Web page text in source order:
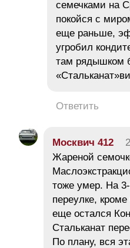
семечками на
покойся с
еще раньше,
угробил
там рядышком
Ответить
Москвич 412
Жареной
тоже умер. На
переулке,
еще остался
Стальканат
По плану, вся